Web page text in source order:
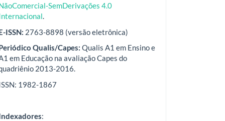
SemDerivações 4.0
.
ISSN: 2763-8898 (versão eletrônica)
Qualis/Capes: Qualis A1 em Ensino e
em Educação na avaliação Capes do
2013-2016.
1982-1867
: